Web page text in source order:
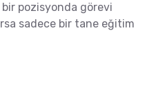
bir pozisyonda görevi
sadece bir tane eğitim